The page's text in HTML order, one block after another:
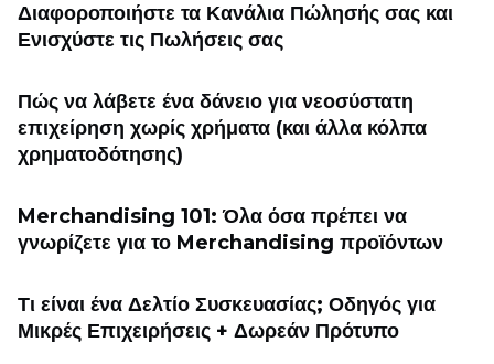
Διαφοροποιήστε τα Κανάλια Πώλησής σας και
Ενισχύστε τις Πωλήσεις σας
Πώς να λάβετε ένα δάνειο για νεοσύστατη
επιχείρηση χωρίς χρήματα (και άλλα κόλπα
χρηματοδότησης)
Merchandising 101: Όλα όσα πρέπει να
γνωρίζετε για το Merchandising προϊόντων
Τι είναι ένα Δελτίο Συσκευασίας; Οδηγός για
Μικρές Επιχειρήσεις + Δωρεάν Πρότυπο